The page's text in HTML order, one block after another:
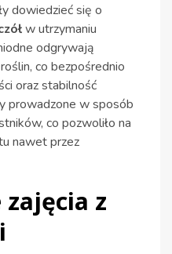
dowiedzieć się o
w utrzymaniu
odgrywają
co bezpośrednio
oraz stabilność
prowadzone w sposób
co pozwoliło na
nawet przez
z